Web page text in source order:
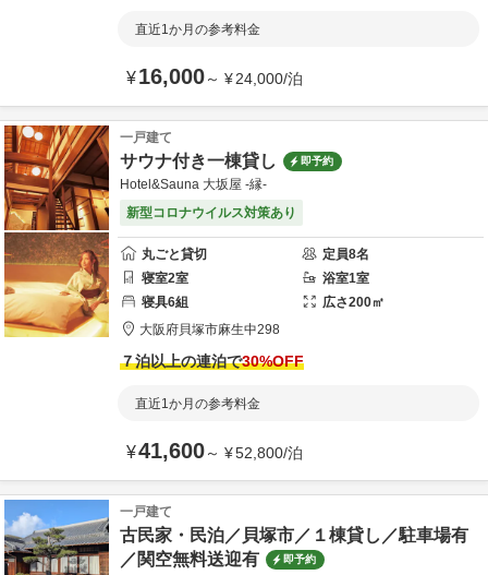
直近1か月の参考料金
¥16,000～ ¥24,000/泊
一戸建て
サウナ付き一棟貸し 即予約
Hotel&Sauna 大坂屋 -縁-
新型コロナウイルス対策あり
丸ごと貸切 定員8名
寝室2室 浴室1室
寝具6組 広さ200㎡
大阪府貝塚市麻生中298
７泊以上の連泊で30%OFF
直近1か月の参考料金
¥41,600～ ¥52,800/泊
一戸建て
古民家・民泊／貝塚市／１棟貸し／駐車場有
／関空無料送迎有
即予約